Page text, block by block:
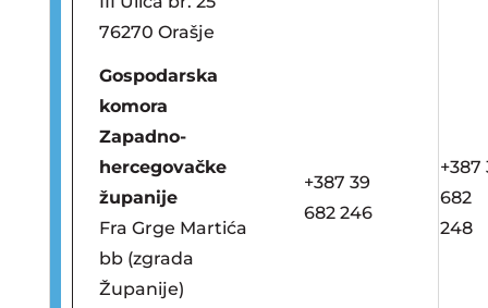
76270 Orašje
Gospodarska
komora
Zapadno-
hercegovačke
županije
Fra Grge Martića
bb (zgrada
Županije)
+387 39
682 246
+387
682
248